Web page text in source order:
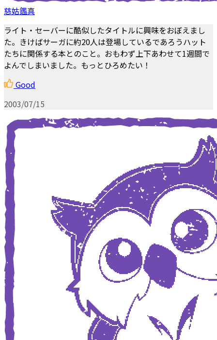
慈姑鑑真
ライト・セーバーに酷似したタイトルに興味をおぼえまし
た。きけばサーガに約20人は登場しているであろうハット
たちに関係する本とのこと。おもわず上下あわせて1週間で
よんでしまいました。もっとひろめたい！
Good
2003/07/15